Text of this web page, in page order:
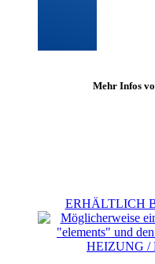
Mehr Infos
ERHÄLTLICH